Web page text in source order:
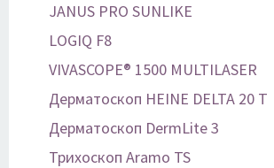
JANUS PRO SUNLIKE
LOGIQ F8
VIVASCOPE® 1500 MULTILASER
Дерматоскоп HEINE DELTA 20 T
Дерматоскоп DermLite 3
Трихоскоп Aramo TS